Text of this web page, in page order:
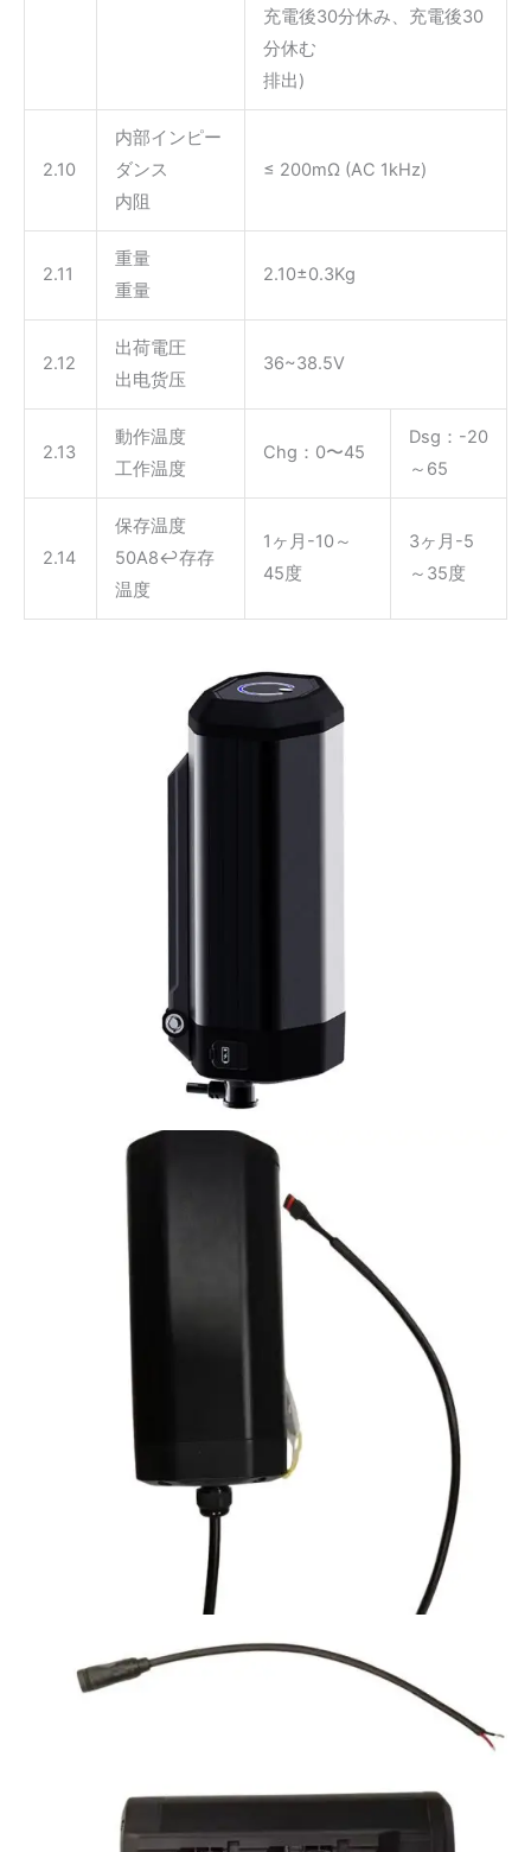
充電後30分休み、充電後30
分休む
排出)
2.10
内部インピー
ダンス
内阻
≤ 200mΩ (AC 1kHz)
2.11
重量
重量
2.10±0.3Kg
2.12
出荷電圧
出电货压
36~38.5V
2.13
動作温度
工作温度
Chg：0〜45
Dsg：-20
～65
2.14
保存温度
50A8↩存存
温度
1ヶ月-10～
45度
3ヶ月-5
～35度